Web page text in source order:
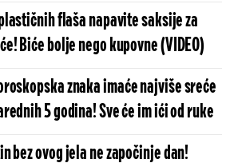
flaša napavite saksije za
cveće! Biće bolje nego kupovne (VIDEO)
znaka imaće najviše sreće
5 godina! Sve će im ići od ruke
bez ovog jela ne započinje dan!